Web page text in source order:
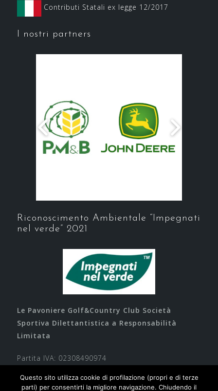
Contributi Statali ex legge 12/2017
I nostri partners
Riconoscimento Ambientale “Impegnati
nel verde” 2021
Le Pavoniere Golf&Country Club Società
Sportiva Dilettantistica a Responsabilità
Limitata
Partita IVA: 02308490974
Questo sito utilizza cookie di profilazione (propri e di terze
parti) per consentirti la migliore navigazione. Chiudendo il